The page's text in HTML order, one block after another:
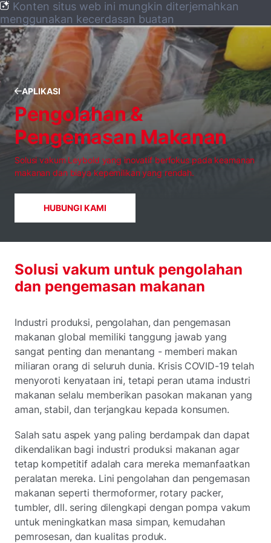
Konten situs web ini mungkin diterjemahkan
menggunakan kecerdasan buatan
APLIKASI
Pengolahan &
Pengemasan Makanan
Solusi vakum Leybold yang inovatif berfokus pada keamanan
makanan dan biaya kepemilikan yang rendah.
HUBUNGI KAMI
Solusi vakum untuk pengolahan
dan pengemasan makanan
Industri produksi, pengolahan, dan pengemasan
makanan global memiliki tanggung jawab yang
sangat penting dan menantang - memberi makan
miliaran orang di seluruh dunia. Krisis COVID-19 telah
menyoroti kenyataan ini, tetapi peran utama industri
makanan selalu memberikan pasokan makanan yang
aman, stabil, dan terjangkau kepada konsumen.
Salah satu aspek yang paling berdampak dan dapat
dikendalikan bagi industri produksi makanan agar
tetap kompetitif adalah cara mereka memanfaatkan
peralatan mereka. Lini pengolahan dan pengemasan
makanan seperti thermoformer, rotary packer,
tumbler, dll. sering dilengkapi dengan pompa vakum
untuk meningkatkan masa simpan, kemudahan
pemrosesan, dan kualitas produk.